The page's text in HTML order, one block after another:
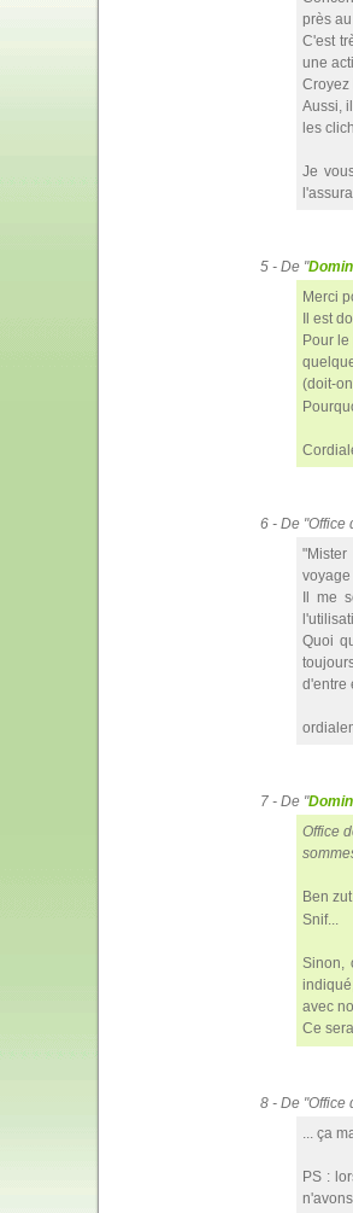
près
C'est
une
Croyez
Aussi,
les
Je
5 - De "
Merci
Il est
Pour
(doit-
6 - De
voyage
Il me
Quoi
d'entre
7 - De "
Office
Ben
Snif...
Sinon,
avec
Ce
8 - De
... ça
PS :